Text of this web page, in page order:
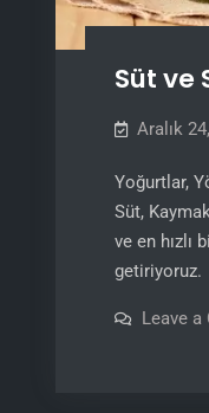
Süt ve
Aralık
Yoğurtlar,
Süt,
ve en hızlı
getiriyoruz.
Leave